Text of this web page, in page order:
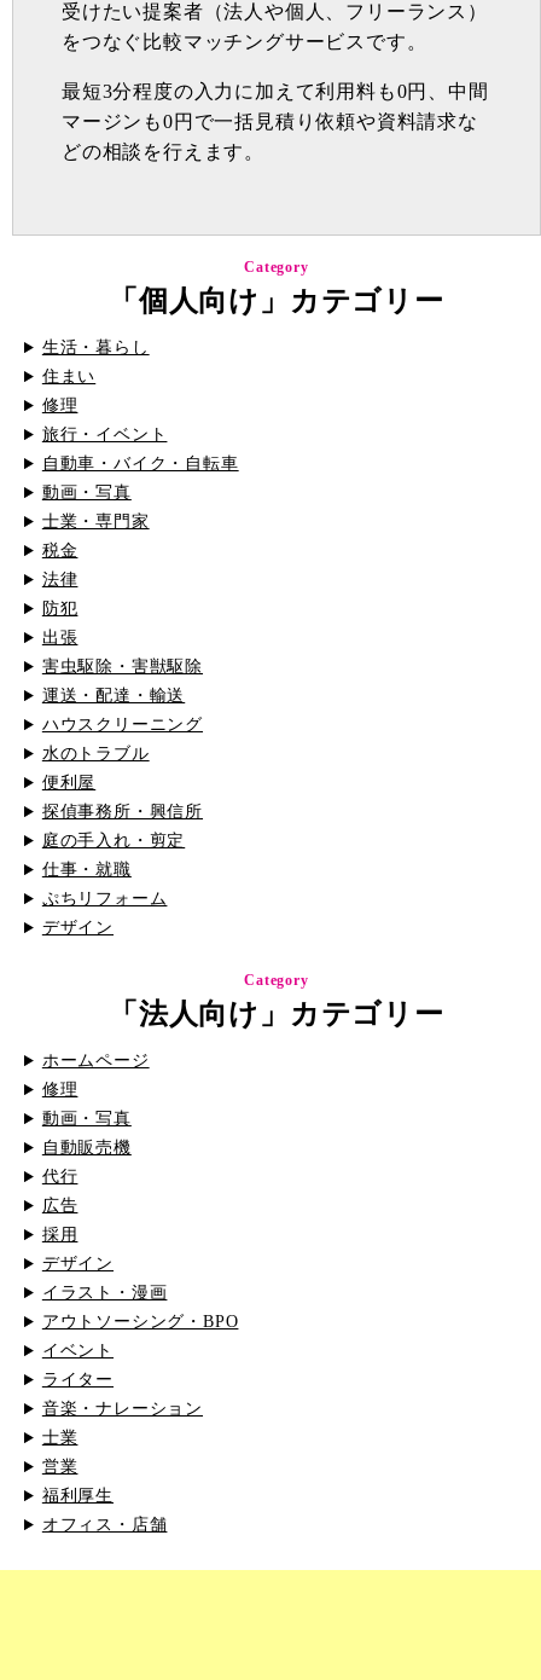
受けたい提案者（法人や個人、フリーランス）
をつなぐ比較マッチングサービスです。
最短3分程度の入力に加えて利用料も0円、中間
マージンも0円で一括見積り依頼や資料請求な
どの相談を行えます。
Category
「個人向け」カテゴリー
生活・暮らし
住まい
修理
旅行・イベント
自動車・バイク・自転車
動画・写真
士業・専門家
税金
法律
防犯
出張
害虫駆除・害獣駆除
運送・配達・輸送
ハウスクリーニング
水のトラブル
便利屋
探偵事務所・興信所
庭の手入れ・剪定
仕事・就職
ぷちリフォーム
デザイン
Category
「法人向け」カテゴリー
ホームページ
修理
動画・写真
自動販売機
代行
広告
採用
デザイン
イラスト・漫画
アウトソーシング・BPO
イベント
ライター
音楽・ナレーション
士業
営業
福利厚生
オフィス・店舗